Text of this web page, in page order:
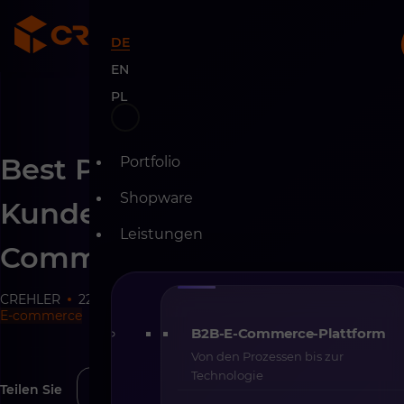
to
content
DE
EN
PL
Portfolio
Shopware
Leistungen
B2B-E-Commerce-Plattform
Von den Prozessen bis zur
Technologie
Best Practices im
Kundenservice im E-
Commerce
CREHLER 22-06-2026
E-commerce
Teilen Sie